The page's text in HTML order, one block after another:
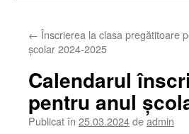
← Înscrierea la clasa pregătitoare
școlar 2024-2025
Calendarul
pentru anul
Publicat în 25.03.2024deadmin